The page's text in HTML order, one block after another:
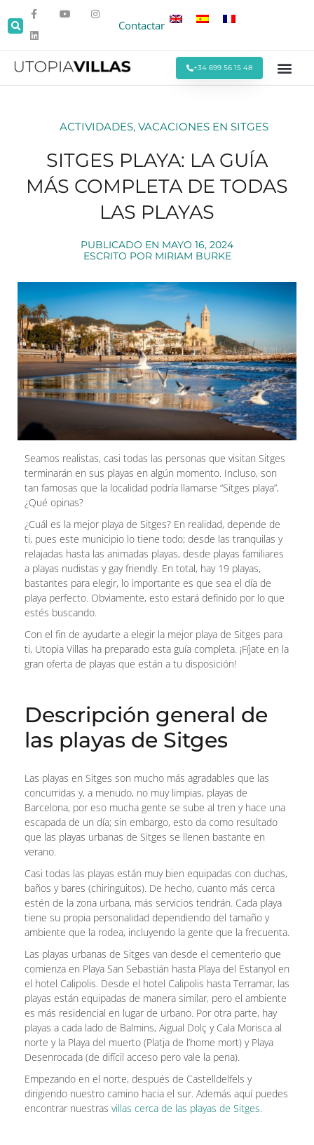
Contactar
+34 699 56 15 48
ACTIVIDADES, VACACIONES EN SITGES
SITGES PLAYA: LA GUÍA
MÁS COMPLETA DE TODAS
LAS PLAYAS
PUBLICADO EN MAYO 16, 2024
ESCRITO PORMIRIAM BURKE
Seamos realistas, casi todas las personas que visitan Sitges
terminarán en sus playas en algún momento. Incluso, son
tan famosas que la localidad podría llamarse “Sitges playa”,
¿Qué opinas?
¿Cuál es la mejor playa de Sitges? En realidad, depende de
ti, pues este municipio lo tiene todo; desde las tranquilas y
relajadas hasta las animadas playas, desde playas familiares
a playas nudistas y gay friendly. En total, hay 19 playas,
bastantes para elegir, lo importante es que sea el día de
playa perfecto. Obviamente, esto estará definido por lo que
estés buscando.
Con el fin de ayudarte a elegir la mejor playa de Sitges para
ti, Utopia Villas ha preparado esta guía completa. ¡Fíjate en la
gran oferta de playas que están a tu disposición!
Descripción general de
las playas de Sitges
Las playas en Sitges son mucho más agradables que las
concurridas y, a menudo, no muy limpias, playas de
Barcelona, por eso mucha gente se sube al tren y hace una
escapada de un día; sin embargo, esto da como resultado
que las playas urbanas de Sitges se llenen bastante en
verano.
Casi todas las playas están muy bien equipadas con duchas,
baños y bares (chiringuitos). De hecho, cuanto más cerca
estén de la zona urbana, más servicios tendrán. Cada playa
tiene su propia personalidad dependiendo del tamaño y
ambiente que la rodea, incluyendo la gente que la frecuenta.
Las playas urbanas de Sitges van desde el cementerio que
comienza en Playa San Sebastián hasta Playa del Estanyol en
el hotel Calipolis. Desde el hotel Calipolis hasta Terramar, las
playas están equipadas de manera similar, pero el ambiente
es más residencial en lugar de urbano. Por otra parte, hay
playas a cada lado de Balmins, Aigual Dolç y Cala Morisca al
norte y la Playa del muerto (Platja de l’home mort) y Playa
Desenrocada (de difícil acceso pero vale la pena).
Empezando en el norte, después de Castelldelfels y
dirigiendo nuestro camino hacia el sur. Además aquí puedes
encontrar nuestras villas cerca de las playas de Sitges.